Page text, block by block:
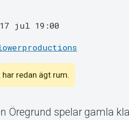
jul 19:00
redan ägt rum.
Öregrund spelar gamla